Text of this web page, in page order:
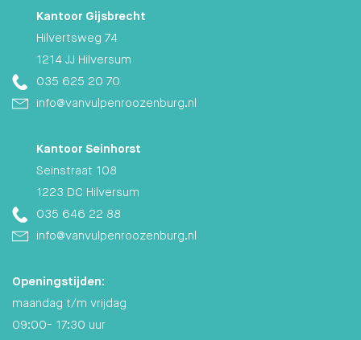
Kantoor Gijsbrecht
Hilvertsweg 74
1214 JJ Hilversum
035 625 20 70
info@vanvulpenroozenburg.nl
Kantoor Seinhorst
Seinstraat 108
1223 DC Hilversum
035 646 22 88
info@vanvulpenroozenburg.nl
Openingstijden:
maandag t/m vrijdag
09:00- 17:30 uur